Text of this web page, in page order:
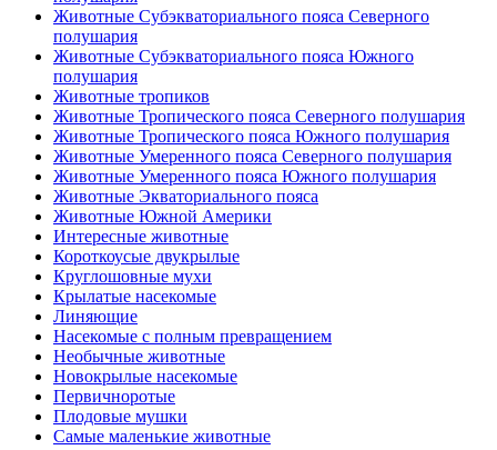
Животные Субэкваториального пояса Северного
полушария
Животные Субэкваториального пояса Южного
полушария
Животные тропиков
Животные Тропического пояса Северного полушария
Животные Тропического пояса Южного полушария
Животные Умеренного пояса Северного полушария
Животные Умеренного пояса Южного полушария
Животные Экваториального пояса
Животные Южной Америки
Интересные животные
Короткоусые двукрылые
Круглошовные мухи
Крылатые насекомые
Линяющие
Насекомые с полным превращением
Необычные животные
Новокрылые насекомые
Первичноротые
Плодовые мушки
Самые маленькие животные